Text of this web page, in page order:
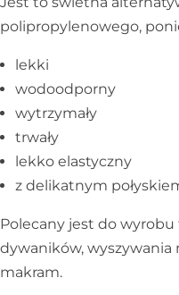
polipropylenowego,
lekki
wodoodporny
wytrzymały
trwały
lekko elastyczny
z delikatnym
Polecany jest do
dywaników, wyszywania
makram.